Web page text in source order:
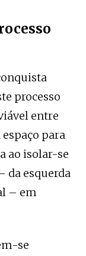
processo
entre
para
ao isolar-se
da esquerda
– em
se